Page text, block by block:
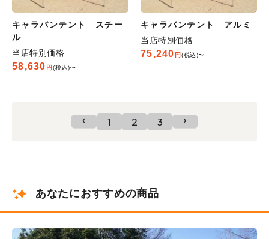
キャラバンテント スチー
ル
当店特別価格
58,630 税込 〜
キャラバンテント アルミ
当店特別価格
75,240 税込 〜
1 2 3
あなたにおすすめの商品